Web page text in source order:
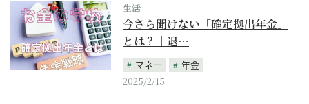
生活
今さら聞けない「確定拠出年金」
とは？｜退…
マネー
年金
2025/2/15